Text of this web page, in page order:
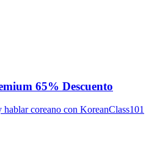
65% Descuento
hablar coreano con KoreanClass101